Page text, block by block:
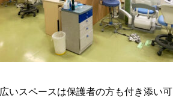
広いスペースは保護者の方も付き添い可